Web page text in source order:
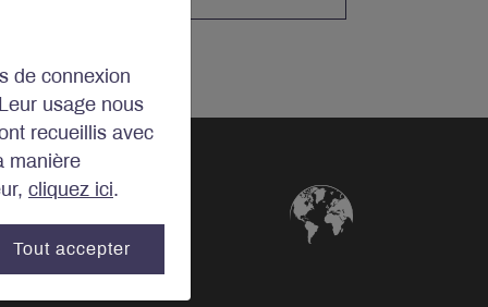
de connexion
usage nous
recueillis avec
manière
cliquez ici.
Tout accepter